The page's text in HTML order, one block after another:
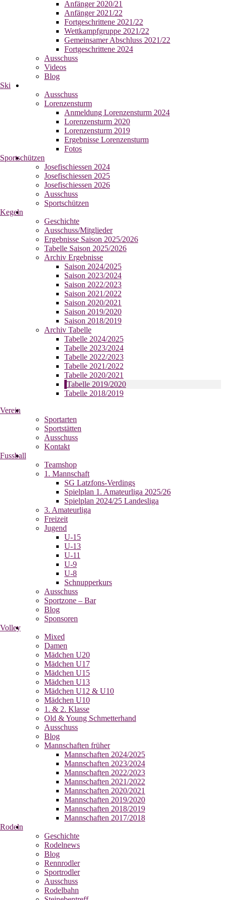
Anfänger 2020/21
Anfänger 2021/22
Fortgeschrittene 2021/22
Wettkampfgruppe 2021/22
Gemeinsamer Abschluss 2021/22
Fortgeschrittene 2024
Ausschuss
Videos
Blog
Ski
Ausschuss
Lorenzensturm
Anmeldung Lorenzensturm 2024
Lorenzensturm 2020
Lorenzensturm 2019
Ergebnisse Lorenzensturm
Fotos
Sportschützen
Josefischiessen 2024
Josefischiessen 2025
Josefischiessen 2026
Ausschuss
Sportschützen
Kegeln
Geschichte
Ausschuss/Mitglieder
Ergebnisse Saison 2025/2026
Tabelle Saison 2025/2026
Archiv Ergebnisse
Saison 2024/2025
Saison 2023/2024
Saison 2022/2023
Saison 2021/2022
Saison 2020/2021
Saison 2019/2020
Saison 2018/2019
Archiv Tabelle
Tabelle 2024/2025
Tabelle 2023/2024
Tabelle 2022/2023
Tabelle 2021/2022
Tabelle 2020/2021
Tabelle 2019/2020
Tabelle 2018/2019
Verein
Sportarten
Sportstätten
Ausschuss
Kontakt
Fussball
Teamshop
1. Mannschaft
SG Latzfons-Verdings
Spielplan 1. Amateurliga 2025/26
Spielplan 2024/25 Landesliga
3. Amateurliga
Freizeit
Jugend
U-15
U-13
U-11
U-9
U-8
Schnupperkurs
Ausschuss
Sportzone – Bar
Blog
Sponsoren
Volley
Mixed
Damen
Mädchen U20
Mädchen U17
Mädchen U15
Mädchen U13
Mädchen U12 & U10
Mädchen U10
1. & 2. Klasse
Old & Young Schmetterhand
Ausschuss
Blog
Mannschaften früher
Mannschaften 2024/2025
Mannschaften 2023/2024
Mannschaften 2022/2023
Mannschaften 2021/2022
Mannschaften 2020/2021
Mannschaften 2019/2020
Mannschaften 2018/2019
Mannschaften 2017/2018
Rodeln
Geschichte
Rodelnews
Blog
Rennrodler
Sportrodler
Ausschuss
Rodelbahn